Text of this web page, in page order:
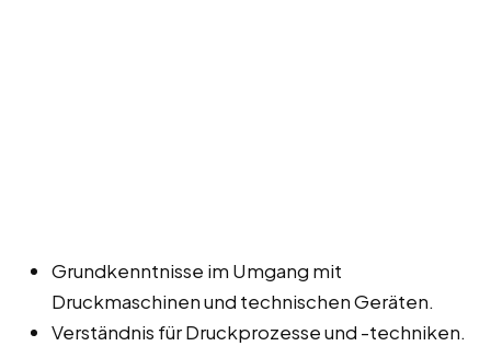
Grundkenntnisse im Umgang mit
Druckmaschinen und technischen Geräten.
Verständnis für Druckprozesse und -techniken.